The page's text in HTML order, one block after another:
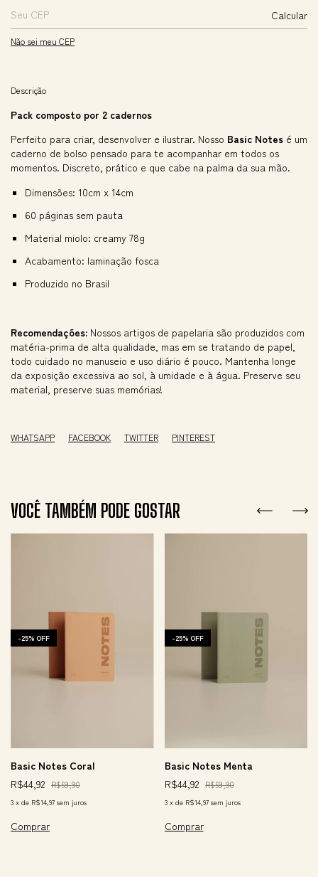
Calcular
Não sei meu CEP
Descrição
Pack composto por 2 cadernos
Perfeito para criar, desenvolver e ilustrar. Nosso Basic Notes é um
caderno de bolso pensado para te acompanhar em todos os
momentos. Discreto, prático e que cabe na palma da sua mão.
Dimensões: 10cm x 14cm
60 páginas sem pauta
Material miolo: creamy 78g
Acabamento: laminação fosca
Produzido no Brasil
Recomendações: Nossos artigos de papelaria são produzidos com
matéria-prima de alta qualidade, mas em se tratando de papel,
todo cuidado no manuseio e uso diário é pouco. Mantenha longe
da exposição excessiva ao sol, à umidade e à água. Preserve seu
material, preserve suas memórias!
WHATSAPP FACEBOOK TWITTER PINTEREST
VOCÊ TAMBÉM PODE GOSTAR
-25% OFF
Basic Notes Coral
R$44,92 R$59,90
3 x de R$14,97 sem juros
-25% OFF
Basic Notes Menta
R$44,92 R$59,90
3 x de R$14,97 sem juros